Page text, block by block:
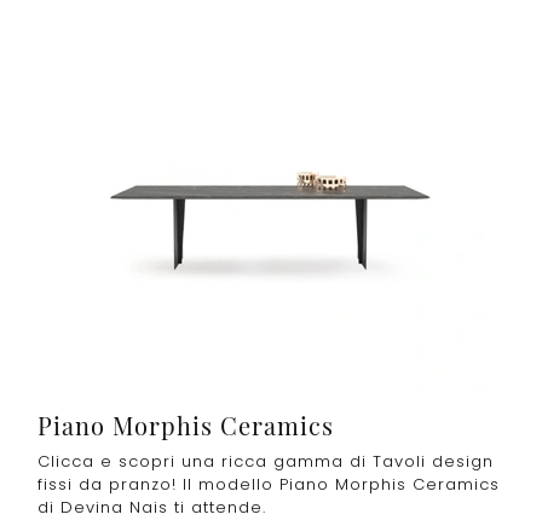
Piano Morphis Ceramics
Clicca e scopri una ricca gamma di Tavoli design
fissi da pranzo! Il modello Piano Morphis Ceramics
di Devina Nais ti attende.